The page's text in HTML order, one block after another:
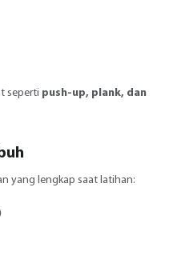
seperti push-up, plank, dan
yang lengkap saat latihan: